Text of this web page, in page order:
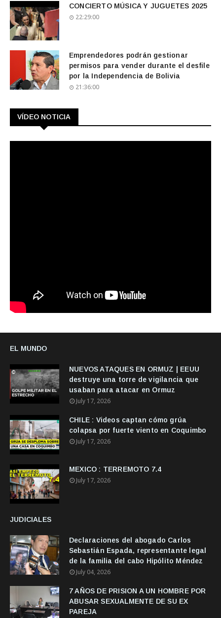
CONCIERTO MÚSICA Y JUGUETES 2025
22:29:00
Emprendedores podrán gestionar
permisos para vender durante el desfile
por la Independencia de Bolivia
21:36:00
VÍDEO NOTICIA
EL MUNDO
NUEVOS ATAQUES EN ORMUZ | EEUU
destruye una torre de vigilancia que
usaban para atacar en Ormuz
July 17, 2026
CHILE : Videos captan cómo grúa
colapsa por fuerte viento en Coquimbo
July 17, 2026
MEXICO : TERREMOTO 7.4
July 17, 2026
JUDICIALES
Declaraciones del abogado Carlos
Sebastián Espada, representante legal
de la familia del cabo Hipólito Méndez
July 04, 2026
7 AÑOS DE PRISION A UN HOMBRE POR
ABUSAR SEXUALMENTE DE SU EX
PAREJA